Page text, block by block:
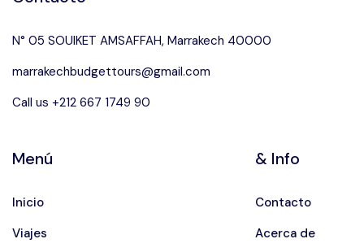
N° 05 SOUIKET AMSAFFAH, Marrakech 40000
marrakechbudgettours@gmail.com
Call us +212 667 1749 90
Menú
Inicio
Viajes
& Info
Contacto
Acerca de